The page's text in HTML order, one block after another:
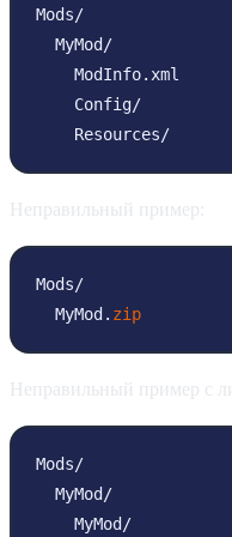
Mods/
  MyMod/
    ModInfo.xml
    Config/
    Resources/
Неправильный пример:
Mods/
  MyMod.
zip
Неправильный пример с
Mods/
  MyMod/
    MyMod/